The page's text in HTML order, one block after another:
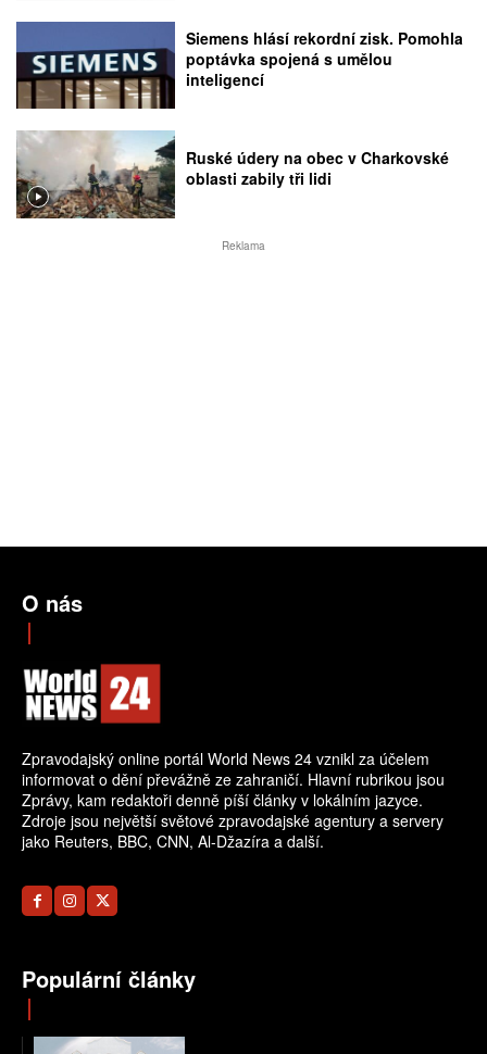
Siemens hlásí rekordní zisk. Pomohla
poptávka spojená s umělou
inteligencí
Ruské údery na obec v Charkovské
oblasti zabily tři lidi
Reklama
O nás
Zpravodajský online portál World News 24 vznikl za účelem
informovat o dění převážně ze zahraničí. Hlavní rubrikou jsou
Zprávy, kam redaktoři denně píší články v lokálním jazyce.
Zdroje jsou největší světové zpravodajské agentury a servery
jako Reuters, BBC, CNN, Al-Džazíra a další.
Populární články